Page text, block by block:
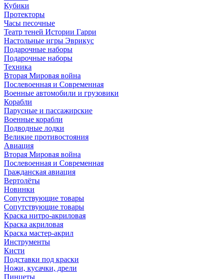
Кубики
Протекторы
Часы песочные
Театр теней Истории Гарри
Настольные игры Эврикус
Подарочные наборы
Подарочные наборы
Техника
Вторая Мировая война
Послевоенная и Современная
Военные автомобили и грузовики
Корабли
Парусные и пассажирские
Военные корабли
Подводные лодки
Великие противостояния
Авиация
Вторая Мировая война
Послевоенная и Современная
Гражданская авиация
Вертолёты
Новинки
Сопутствующие товары
Сопутствующие товары
Краска нитро-акриловая
Краска акриловая
Краска мастер-акрил
Инструменты
Кисти
Подставки под краски
Ножи, кусачки, дрели
Пинцеты